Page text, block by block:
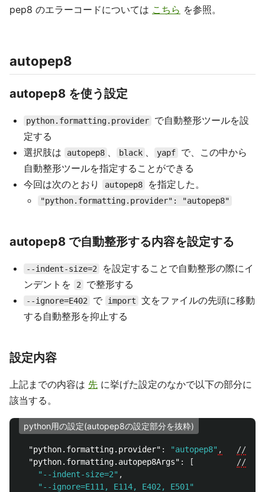
pep8 のエラーコードについては こちら を参照。
autopep8
autopep8 を使う設定
python.formatting.provider
で自動整形ツールを設
定する
選択肢は
autopep8 、 black 、 yapf
で、この中から
自動整形ツールを指定することができる
今回は次のとおり
autopep8 を指定した。
"python.formatting.provider": "autopep8"
autopep8 で自動整形する内容を設定する
--indent-size=2
を設定することで自動整形の際にイ
ンデントを
2 で整形する
--ignore=E402 で import
文をファイルの先頭に移動
する自動整形を抑止する
設定内容
上記までの内容は 先 に挙げた設定のなかで以下の部分に
該当する。
python用の設定(autopep8の設定部分を抜粋)
"python.formatting.provider" : "autopep8" , //
"python.formatting.autopep8Args" : [ //
"--indent-size=2" ,
"--ignore=E111, E114, E402, E501"